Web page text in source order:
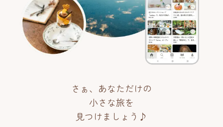
さぁ、あなただけの
小さな旅を
見つけましょう♪